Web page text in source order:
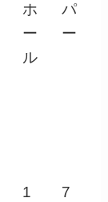
ホ
ー
ル
パ
ー
1
7